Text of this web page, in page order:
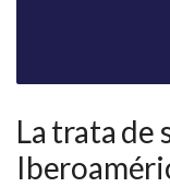
La trata de